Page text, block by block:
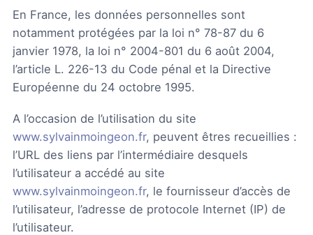
En France, les données personnelles sont
notamment protégées par la loi n° 78-87 du 6
janvier 1978, la loi n° 2004-801 du 6 août 2004,
l’article L. 226-13 du Code pénal et la Directive
Européenne du 24 octobre 1995.
A l’occasion de l’utilisation du site
www.sylvainmoingeon.fr, peuvent êtres recueillies :
l’URL des liens par l’intermédiaire desquels
l’utilisateur a accédé au site
www.sylvainmoingeon.fr, le fournisseur d’accès de
l’utilisateur, l’adresse de protocole Internet (IP) de
l’utilisateur.